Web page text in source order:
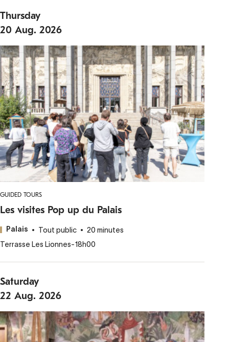
Thursday
20 Aug. 2026
GUIDED TOURS
Les visites Pop up du Palais
Palais Tout public
20 minutes
Terrasse Les Lionnes-18h00
Saturday
22 Aug. 2026